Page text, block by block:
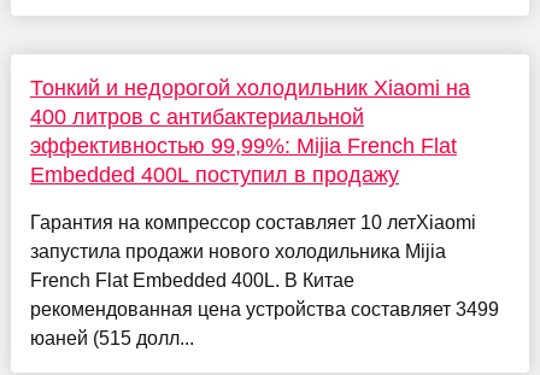
Тонкий и недорогой холодильник Xiaomi на
400 литров с антибактериальной
эффективностью 99,99%: Mijia French Flat
Embedded 400L поступил в продажу
Гарантия на компрессор составляет 10 летXiaomi
запустила продажи нового холодильника Mijia
French Flat Embedded 400L. В Китае
рекомендованная цена устройства составляет 3499
юаней (515 долл...